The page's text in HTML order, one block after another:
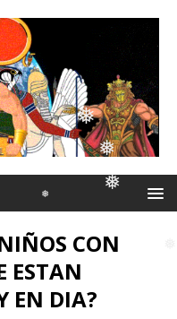
❅
❅
❅
CON
ESTAN
EN DIA?